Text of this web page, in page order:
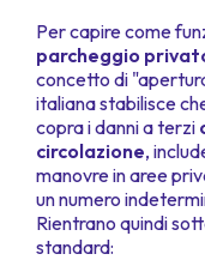
Per capire come
parcheggio
concetto di
italiana stabilisce
copra i danni a terzi
circolazione,
manovre in aree
un numero
Rientrano quindi
standard: